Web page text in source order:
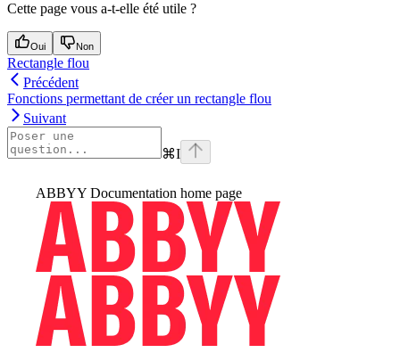
Cette page vous a-t-elle été utile ?
Oui Non
Rectangle flou
Précédent
Fonctions permettant de créer un rectangle flou
Suivant
⌘I
ABBYY Documentation home page